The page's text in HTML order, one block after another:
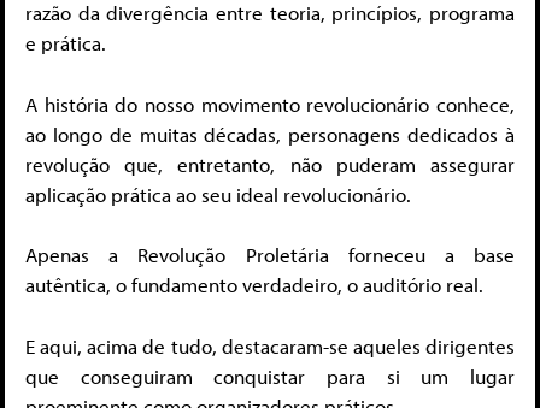
razão da divergência entre teoria, princípios, programa
e prática.
A história do nosso movimento revolucionário conhece,
ao longo de muitas décadas, personagens dedicados à
revolução que, entretanto, não puderam assegurar
aplicação prática ao seu ideal revolucionário.
Apenas a Revolução Proletária forneceu a base
autêntica, o fundamento verdadeiro, o auditório real.
E aqui, acima de tudo, destacaram-se aqueles dirigentes
que conseguiram conquistar para si um lugar